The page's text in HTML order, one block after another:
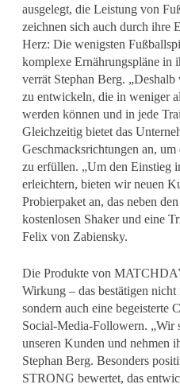
ausgelegt, die Leistung von
zeichnen sich auch durch ihre
Herz: Die wenigsten
komplexe Ernährungspläne in
verrät Stephan Berg.
zu entwickeln, die in weniger
werden können und in jede
Gleichzeitig bietet das
Geschmacksrichtungen an,
zu erfüllen. „Um den Einstieg
erleichtern, bieten wir neuen
Probierpaket an, das neben
kostenlosen Shaker und eine
Felix von Zabiensky.
Die Produkte von
Wirkung – das bestätigen
sondern auch eine begeisterte
Social-Media-Followern. „Wir
unseren Kunden und nehmen
Stephan Berg. Besonders
STRONG bewertet, das